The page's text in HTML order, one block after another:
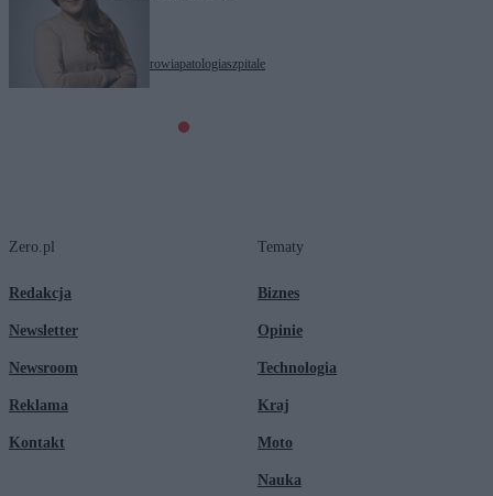
MSWiA ochrona zdrowiapatologiaszpitale
Zero.pl
Redakcja
Newsletter
Newsroom
Reklama
Kontakt
Tematy
Biznes
Opinie
Technologia
Kraj
Moto
Nauka